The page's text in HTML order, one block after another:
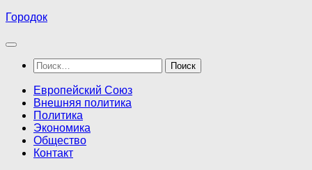
Перейти
содержимому
Городок
Найти:
Европейский Союз
Внешняя политика
Политика
Экономика
Общество
Контакт